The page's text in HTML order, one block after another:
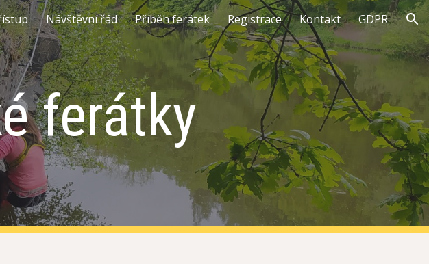
Skip to navigation
Návštěvní řád Příběh ferátek Registrace Kontakt GDPR
ferátky